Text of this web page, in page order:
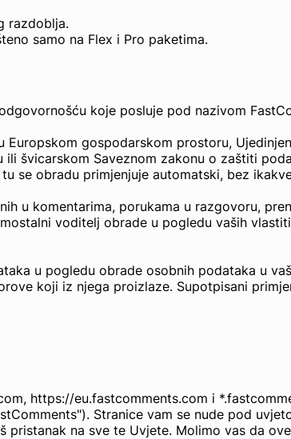
razdoblja.
samo na Flex i Pro paketima.
koje posluje pod nazivom
gospodarskom prostoru,
švicarskom Saveznom zakonu o zaštiti
se obradu primjenjuje automatski, bez
u komentarima, porukama u razgovoru,
voditelj obrade u pogledu vaših
u pogledu obrade osobnih podataka u
koji iz njega proizlaze. Supotpisani
https://eu.fastcomments.com i
Stranice vam se nude pod
na sve te Uvjete. Molimo vas da